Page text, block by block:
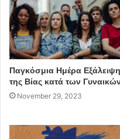
Ζαχαρίας Σιωκος –
Ευσταθία – Συνθέτης –
Δημήτρης
τέχνες
διαγωνισμός
πρόσωπα
Παγκόσμια Ημέρα
της Βίας κατά των
November 29, 2023